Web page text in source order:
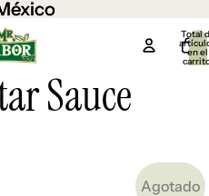
Total
en el
Sauce
Agotado